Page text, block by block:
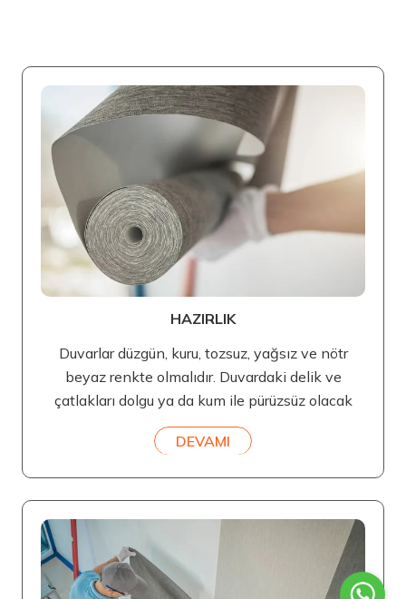
HAZIRLIK
Duvarlar düzgün, kuru, tozsuz, yağsız ve nötr
beyaz renkte olmalıdır. Duvardaki delik ve
çatlakları dolgu ya da kum ile pürüzsüz olacak
DEVAMI